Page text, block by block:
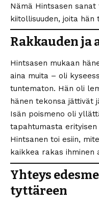
Nämä Hintsasen
kiitollisuuden, joita hän
Rakkauden
Hintsasen mukaan
aina muita – oli
tuntematon. Hän oli
hänen tekonsa jättivät
Isän poismeno oli
tapahtumasta
Hintsanen toi esiin,
kaikkea rakas ihminen
Yhteys
tyttäreen